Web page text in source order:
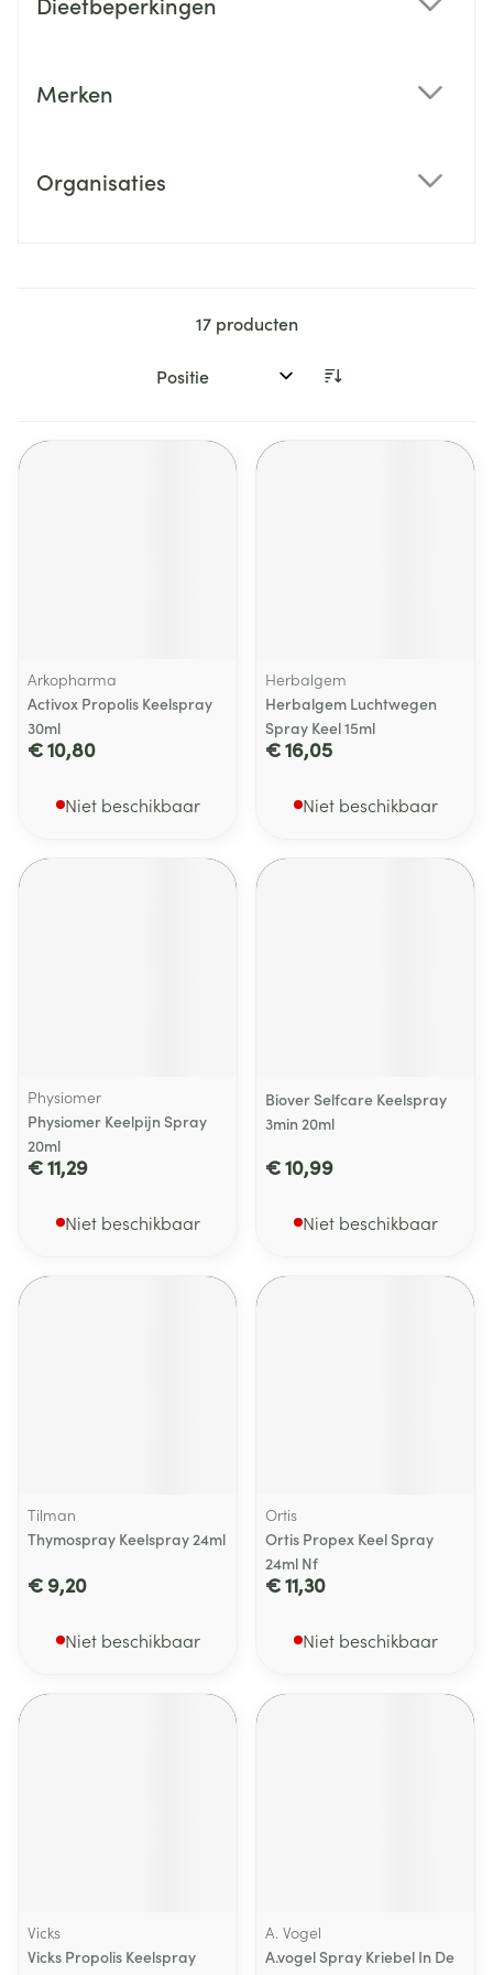
Merken
Organisaties
17producten
Sorteer op:
Arkopharma
Activox Propolis Keelspray
30ml
€ 10,80
Niet beschikbaar
Herbalgem
Herbalgem Luchtwegen
Spray Keel 15ml
€ 16,05
Niet beschikbaar
Physiomer
Physiomer Keelpijn Spray
20ml
€ 11,29
Niet beschikbaar
Biover Selfcare Keelspray
3min 20ml
€ 10,99
Niet beschikbaar
Tilman
Thymospray Keelspray 24ml
€ 9,20
Niet beschikbaar
Ortis
Ortis Propex Keel Spray
24ml Nf
€ 11,30
Niet beschikbaar
Vicks
Vicks Propolis Keelspray
A. Vogel
A.vogel Spray Kriebel In De